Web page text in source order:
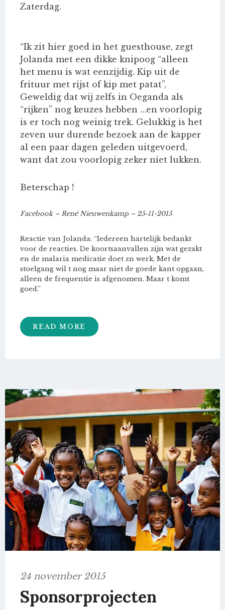
Zaterdag.
“Ik zit hier goed in het guesthouse, zegt
Jolanda met een dikke knipoog “alleen
het menu is wat eenzijdig. Kip uit de
frituur met rijst of kip met patat”,
Geweldig dat wij zelfs in Oeganda als
“rijken” nog keuzes hebben …en voorlopig
is er toch nog weinig trek. Gelukkig is het
zeven uur durende bezoek aan de kapper
al een paar dagen geleden uitgevoerd,
want dat zou voorlopig zeker niet lukken.
Beterschap !
Facebook – René Nieuwenkamp – 25-11-2015
Reactie van Jolanda: “Iedereen hartelijk bedankt
voor de reacties. De koortsaanvallen zijn wat gezakt
en de malaria medicatie doet zn werk. Met de
stoelgang wil t nog maar niet de goede kant opgaan,
alleen de frequentie is afgenomen. Maar t komt
goed.”
READ MORE
24 november 2015
Sponsorprojecten